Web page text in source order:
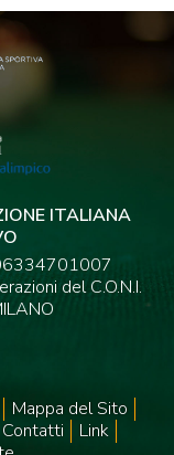
ITALIANA
del C.O.N.I.
Mappa del Sito
Contatti
Link